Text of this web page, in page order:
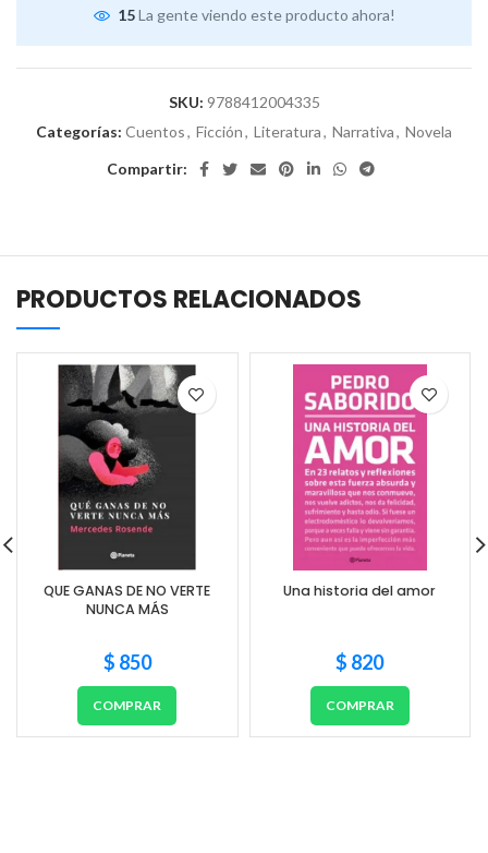
15 La gente viendo este producto ahora!
SKU: 9788412004335
Categorías: Cuentos, Ficción, Literatura, Narrativa, Novela
Compartir:
PRODUCTOS RELACIONADOS
QUE GANAS DE NO VERTE
NUNCA MÁS
$ 850
COMPRAR
Una historia del amor
$ 820
COMPRAR